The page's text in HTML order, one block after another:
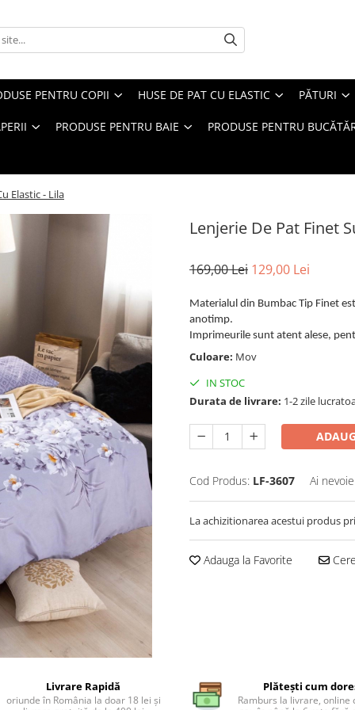
PENTRU COPII HUSE DE PAT CU ELASTIC PĂTURI
PRODUSE PENTRU BAIE PRODUSE PENTRU
Elastic - Lila
Lenjerie De Pat Finet
169,00 Lei 129,00 Lei
Materialul din Bumbac Tip Finet
anotimp.
Imprimeurile sunt atent alese,
Culoare: Mov
IN STOC
Durata de livrare: 1-2 zile
Cod Produs: LF-3607 Ai
La achizitionarea acestui produs
Adauga la Favorite
Livrare Rapidă
oriunde în România la doar 18 lei și
Plătești cum
Ramburs la livrare, online